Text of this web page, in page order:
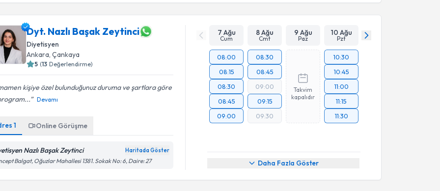
Dyt. Nazlı Başak Zeytinci
Diyetisyen
Ankara , Çankaya
5 (13 Değerlendirme)
kişiye özel bulunduğunuz duruma ve şartlara göre
Devamı
1 Online Görüşme
Nazlı Başak Zeytinci Haritada Göster
Balgat, Oğuzlar Mahallesi 1381. Sokak No: 6, Daire: 27
7 Ağu
Cum
8 Ağu
Cmt
9 Ağu
Paz
10 Ağu
Pzt
08:00
08:15
08:30
08:45
09:00
08:30
08:45
09:00
09:15
09:30
Takvim
kapalıdır
10:30
10:45
11:00
11:15
11:30
Daha Fazla Göster